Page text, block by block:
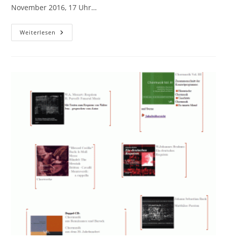
November 2016, 17 Uhr…
Weiterlesen Projektübersicht
2000-